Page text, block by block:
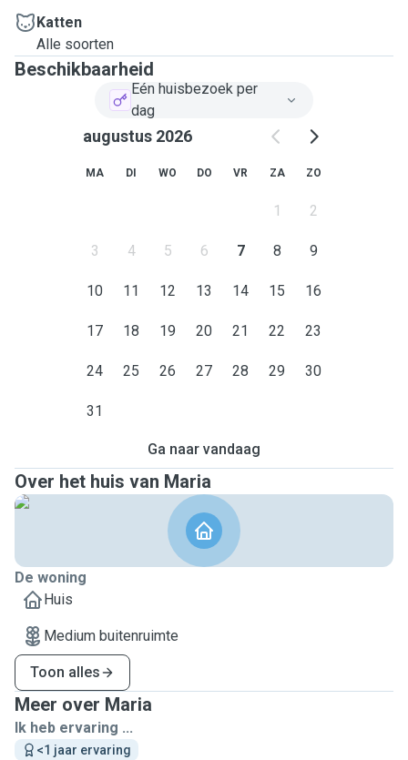
Katten
Alle soorten
Beschikbaarheid
Eén huisbezoek per
dag
augustus 2026
MA DI WO DO VR ZA ZO
1 2
3 4 5 6 7 8 9
10 11 12 13 14 15 16
17 18 19 20 21 22 23
24 25 26 27 28 29 30
31
Ga naar vandaag
Over het huis van Maria
De woning
Huis
Medium buitenruimte
Toon alles
Meer over Maria
Ik heb ervaring ...
<1 jaar ervaring